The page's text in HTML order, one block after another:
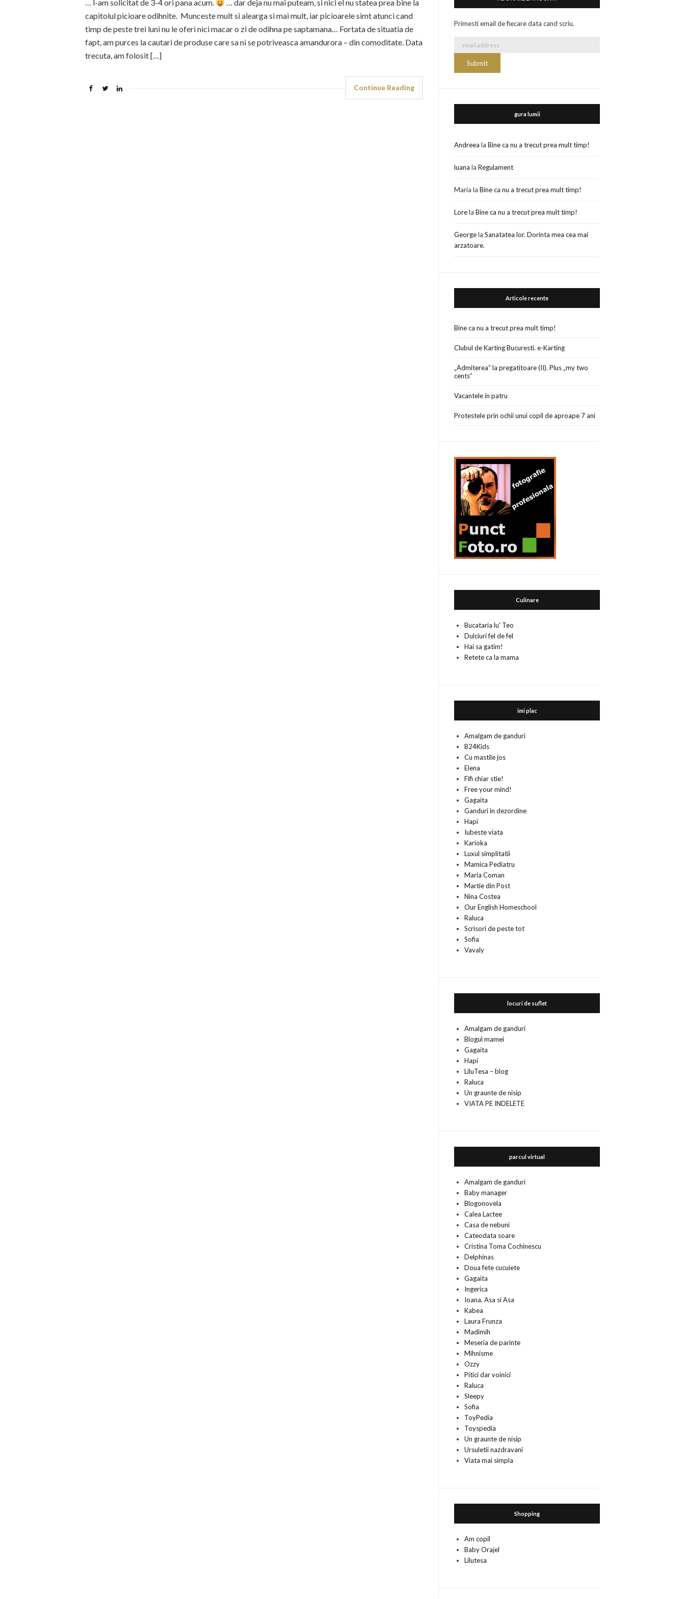
… l-am solicitat de 3-4 ori pana acum.
… dar deja nu mai puteam, si nici el nu statea prea bine la
capitolul picioare odihnite. Munceste mult si alearga si mai mult, iar picioarele simt atunci cand
timp de peste trei luni nu le oferi nici macar o zi de odihna pe saptamana… Fortata de situatia de
fapt, am purces la cautari de produse care sa ni se potriveasca amandurora – din comoditate. Data
trecuta, am folosit […]
Continue Reading
Primesti email de fiecare data cand scriu.
gura lumii
Andreea laBine ca nu a trecut prea mult timp!
luana laRegulament
Maria laBine ca nu a trecut prea mult timp!
LorelaBine ca nu a trecut prea mult timp!
GeorgelaSanatatea lor. Dorinta mea cea mai
arzatoare.
Articole recente
Bine ca nu a trecut prea mult timp!
Clubul de Karting Bucuresti. e-Karting
„Admiterea” la pregatitoare (II). Plus „my two
cents”
Vacantele in patru
Protestele prin ochii unui copil de aproape 7 ani
Culinare
Bucataria lu' Teo
Dulciuri fel de fel
Hai sa gatim!
Retete ca la mama
imi plac
Amalgam de ganduri
B24Kids
Cu mastile jos
Elena
Fifi chiar stie!
Free your mind!
Gagaita
Ganduri in dezordine
Hapi
Iubeste viata
Karioka
Luxul simplitatii
Mamica Pediatru
Maria Coman
Martie din Post
Nina Costea
Our English Homeschool
Raluca
Scrisori de peste tot
Sofia
Vavaly
locuri de suflet
Amalgam de ganduri
Blogul mamei
Gagaita
Hapi
LiluTesa – blog
Raluca
Un graunte de nisip
VIATA PE INDELETE
parcul virtual
Amalgam de ganduri
Baby manager
Blogonovela
Calea Lactee
Casa de nebuni
Cateodata soare
Cristina Toma Cochinescu
Delphinas
Doua fete cucuiete
Gagaita
Ingerica
Ioana. Asa si Asa
Kabea
Laura Frunza
Madimih
Meseria de parinte
Mihnisme
Ozzy
Pitici dar voinici
Raluca
Sleepy
Sofia
ToyPedia
Toyspedia
Un graunte de nisip
Ursuletii nazdravani
Viata mai simpla
Shopping
Am copil
Baby Orajel
Lilutesa